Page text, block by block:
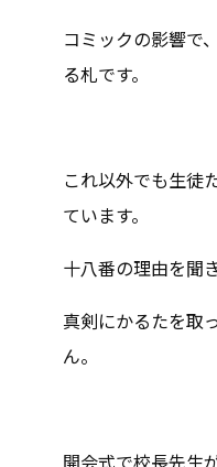
コミックの影響で
る札です。
これ以外でも生徒
ています。
十八番の理由を聞
真剣にかるたを取
ん。
開会式で校長先生